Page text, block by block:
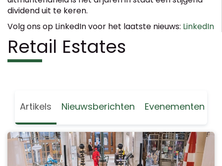
dividend uit te keren.
Volg ons op LinkedIn voor het laatste nieuws: LinkedIn
Retail Estates
Artikels Nieuwsberichten Evenementen